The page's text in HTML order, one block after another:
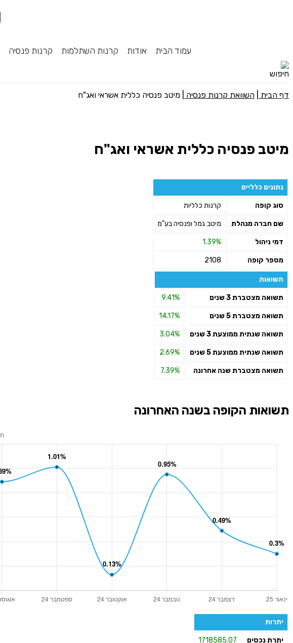
עמוד הבית אודות קרנות השתלמות קרנות פנסיה
דף הבית השוואת קרנות פנסיה מיטב פנסיה כללית אשראי ואג"ח
מיטב פנסיה כללית אשראי ואג"ח
נתונים כלליים
סוג קופה קרנות כלליות
שם חברה מנהלת מיטב גמל ופנסיה בע"מ
דמי ניהול 1.39%
מספר קופה 2108
תשואות
תשואה מצטברת 3 שנים 9.41%
תשואה מצטברת 5 שנים 14.17%
תשואה שנתית ממוצעת 3 שנים 3.04%
תשואה שנתית ממוצעת 5 שנים 2.69%
תשואה מצטברת שנה אחרונה 7.39%
תשואות הקופה בשנה האחרונה
יתרות
יתרת נכסים 1718585.07